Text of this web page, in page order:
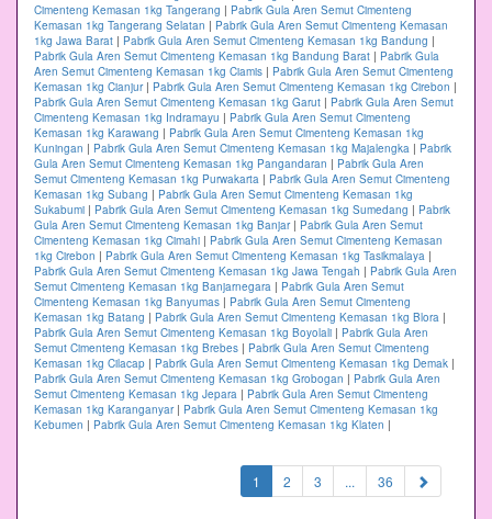
Cimenteng Kemasan 1kg Tangerang | Pabrik Gula Aren Semut Cimenteng
Kemasan 1kg Tangerang Selatan | Pabrik Gula Aren Semut Cimenteng Kemasan
1kg Jawa Barat | Pabrik Gula Aren Semut Cimenteng Kemasan 1kg Bandung |
Pabrik Gula Aren Semut Cimenteng Kemasan 1kg Bandung Barat | Pabrik Gula
Aren Semut Cimenteng Kemasan 1kg Ciamis | Pabrik Gula Aren Semut Cimenteng
Kemasan 1kg Cianjur| Pabrik Gula Aren Semut Cimenteng Kemasan 1kg Cirebon |
Pabrik Gula Aren Semut Cimenteng Kemasan 1kg Garut | Pabrik Gula Aren Semut
Cimenteng Kemasan 1kg Indramayu | Pabrik Gula Aren Semut Cimenteng
Kemasan 1kg Karawang | Pabrik Gula Aren Semut Cimenteng Kemasan 1kg
Kuningan | Pabrik Gula Aren Semut Cimenteng Kemasan 1kg Majalengka | Pabrik
Gula Aren Semut Cimenteng Kemasan 1kg Pangandaran | Pabrik Gula Aren
Semut Cimenteng Kemasan 1kg Purwakarta | Pabrik Gula Aren Semut Cimenteng
Kemasan 1kg Subang | Pabrik Gula Aren Semut Cimenteng Kemasan 1kg
Sukabumi | Pabrik Gula Aren Semut Cimenteng Kemasan 1kg Sumedang | Pabrik
Gula Aren Semut Cimenteng Kemasan 1kg Banjar| Pabrik Gula Aren Semut
Cimenteng Kemasan 1kg Cimahi | Pabrik Gula Aren Semut Cimenteng Kemasan
1kg Cirebon | Pabrik Gula Aren Semut Cimenteng Kemasan 1kg Tasikmalaya |
Pabrik Gula Aren Semut Cimenteng Kemasan 1kg Jawa Tengah | Pabrik Gula Aren
Semut Cimenteng Kemasan 1kg Banjarnegara | Pabrik Gula Aren Semut
Cimenteng Kemasan 1kg Banyumas | Pabrik Gula Aren Semut Cimenteng
Kemasan 1kg Batang | Pabrik Gula Aren Semut Cimenteng Kemasan 1kg Blora |
Pabrik Gula Aren Semut Cimenteng Kemasan 1kg Boyolali | Pabrik Gula Aren
Semut Cimenteng Kemasan 1kg Brebes | Pabrik Gula Aren Semut Cimenteng
Kemasan 1kg Cilacap | Pabrik Gula Aren Semut Cimenteng Kemasan 1kg Demak |
Pabrik Gula Aren Semut Cimenteng Kemasan 1kg Grobogan | Pabrik Gula Aren
Semut Cimenteng Kemasan 1kg Jepara | Pabrik Gula Aren Semut Cimenteng
Kemasan 1kg Karanganyar| Pabrik Gula Aren Semut Cimenteng Kemasan 1kg
Kebumen | Pabrik Gula Aren Semut Cimenteng Kemasan 1kg Klaten |
1 (current)
2 3 ... 36